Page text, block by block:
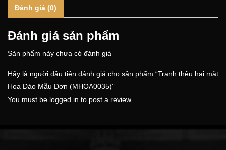
Đánh giá (0)
Đánh giá sản phẩm
Sản phẩm này chưa có đánh giá
Hãy là người đầu tiên đánh giá cho sản phẩm “Tranh thêu hai mặt
Hoa Đào Mẫu Đơn (MHOA0035)”
You must be logged in to post a review.